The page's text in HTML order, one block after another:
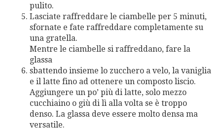
pulito.
Lasciate raffreddare le ciambelle per 5 minuti,
sfornate e fate raffreddare completamente su
una gratella.
Mentre le ciambelle si raffreddano, fare la
glassa
sbattendo insieme lo zucchero a velo, la vaniglia
e il latte fino ad ottenere un composto liscio.
Aggiungere un po’ più di latte, solo mezzo
cucchiaino o giù di lì alla volta se è troppo
denso. La glassa deve essere molto densa ma
versatile.